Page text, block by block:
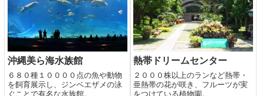
沖縄美ら海水族館
６８０種１００００点の魚や動物
を飼育展示し、ジンベエザメの泳
ぐことで有名な水族館。
熱帯ドリームセンター
２０００株以上のランなど熱帯・
亜熱帯の花が咲き、フルーツが実
をつけている植物園。